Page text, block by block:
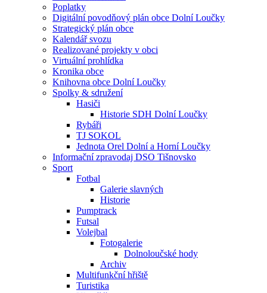
Poplatky
Digitální povodňový plán obce Dolní Loučky
Strategický plán obce
Kalendář svozu
Realizované projekty v obci
Virtuální prohlídka
Kronika obce
Knihovna obce Dolní Loučky
Spolky & sdružení
Hasiči
Historie SDH Dolní Loučky
Rybáři
TJ SOKOL
Jednota Orel Dolní a Horní Loučky
Informační zpravodaj DSO Tišnovsko
Sport
Fotbal
Galerie slavných
Historie
Pumptrack
Futsal
Volejbal
Fotogalerie
Dolnoloučské hody
Archiv
Multifunkční hřiště
Turistika